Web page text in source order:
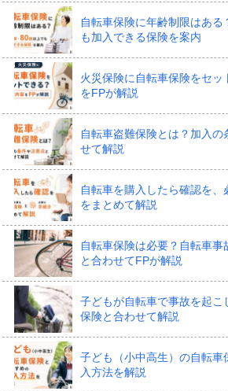
険に加入することを義務づけている
身や子どもが自転車に乗る人がおもに
す。
補償はおもに、次の2種類にわけられ
1.人にけがをさせたり
ノを壊したときの賠償
れる
自転車は気軽に乗れるものですが、乗
わぬ事故を起こしたら、相手にけが
やモノを壊して賠償責任を負うリス
なときへの備えが「個人賠償責任補償
自転車保険に年齢制限はあ
も加入できる保険を案内
火災保険に自転車保険をセッ
をFPが解説
自転車盗難保険とは？加入の
せて解説
自転車を購入したら確認を、
をまとめて解説
自転車保険は必要？自転車
と合わせてFPが解説
子どもが自転車で事故を起こ
保険と合わせて解説
子ども（小中高生）の自転車
入方法を解説